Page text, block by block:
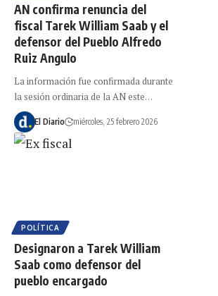
AN confirma renuncia del
fiscal Tarek William Saab y el
defensor del Pueblo Alfredo
Ruiz Angulo
La información fue confirmada durante
la sesión ordinaria de la AN este…
El Diario miércoles, 25 febrero 2026
POLÍTICA
Designaron a Tarek William
Saab como defensor del
pueblo encargado